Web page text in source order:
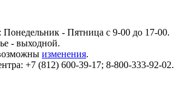
- Пятница с 9-00 до 17-00.
- выходной.
изменения.
+7 (812) 600-39-17; 8-800-333-92-02.